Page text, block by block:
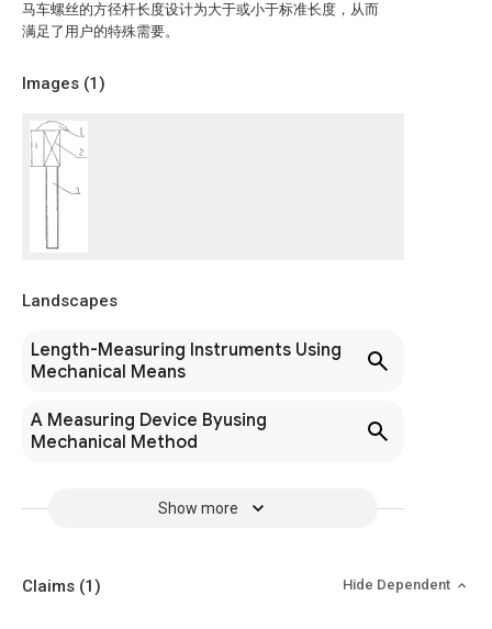
马车螺丝的方径杆长度设计为大于或小于标准长度，从而
满足了用户的特殊需要。
Images (1)
Landscapes
Length-Measuring Instruments Using
Mechanical Means
A Measuring Device Byusing
Mechanical Method
Show more
Claims (1) Hide Dependent